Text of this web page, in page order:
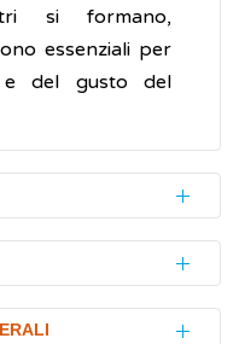
si formano,
essenziali per
e del gusto del
più di 800
abbondanti sono
interagire con